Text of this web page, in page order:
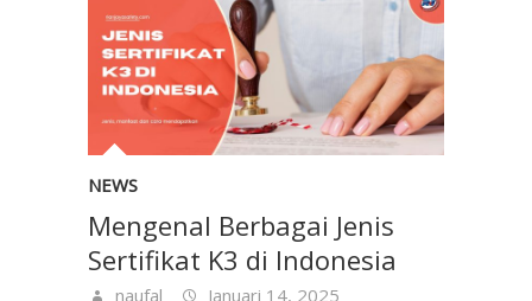
NEWS
Mengenal Berbagai Jenis
Sertifikat K3 di Indonesia
naufal
Januari 14, 2025